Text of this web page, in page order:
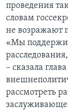
проведения
словам
не возражают
«Мы
– сказала
рассмотреть